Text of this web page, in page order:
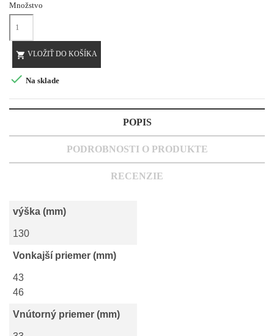
Množstvo
 VLOŽIŤ DO KOŠÍKA
 Na sklade
POPIS
PODROBNOSTI O PRODUKTE
RECENZIE
výška (mm)
130
Vonkajší priemer (mm)
43
46
Vnútorný priemer (mm)